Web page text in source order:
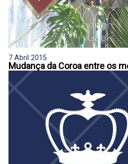
7 Abril 2015
Mudança da Coroa entre os